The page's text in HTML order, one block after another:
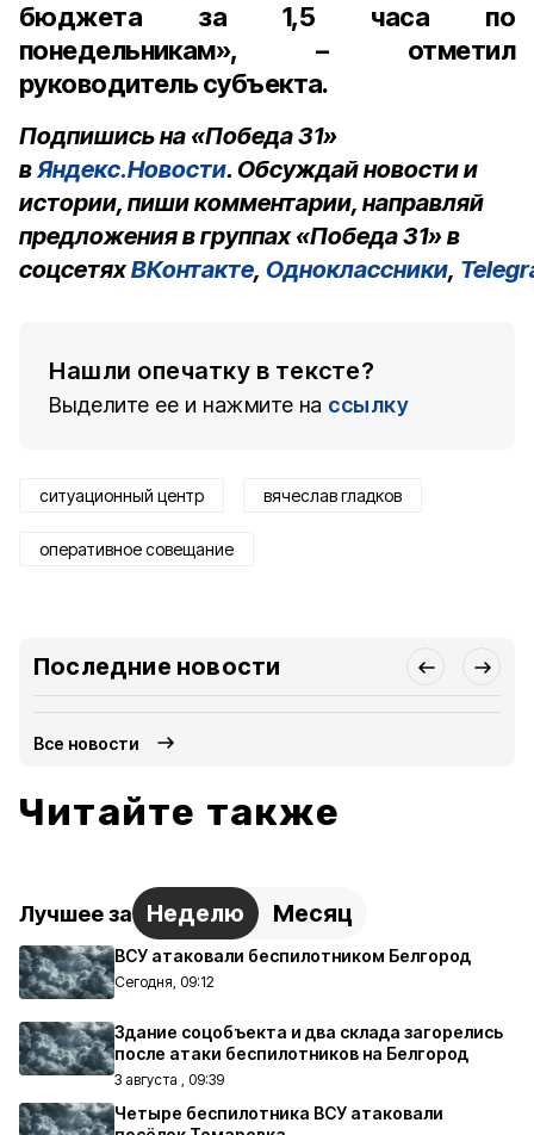
бюджета за 1,5 часа по
понедельникам», – отметил
руководитель субъекта.
Подпишись на «Победа 31»
вЯндекс.Новости. Обсуждай новости и
истории, пиши комментарии, направляй
предложения в группах «Победа 31» в
соцсетяхВКонтакте, Одноклассники,
Нашли опечатку в тексте?
Выделите ее и нажмите на ссылку
ситуационный центр вячеслав гладков
оперативное совещание
Последние новости
Все новости
Читайте также
Лучшее за Неделю Месяц
ВСУ атаковали беспилотником Белгород
Сегодня, 09:12
Здание соцобъекта и два склада загорелись
после атаки беспилотников на Белгород
3 августа , 09:39
Четыре беспилотника ВСУ атаковали